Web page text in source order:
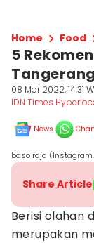
Home Food
5
08 Mar 2022, 14:31
IDN Times
News
baso raja
Share Article
Berisi olahan
merupakan